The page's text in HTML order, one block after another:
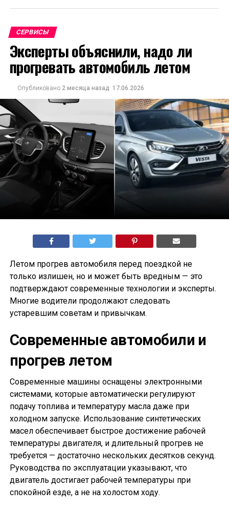
СЕРВИСЫ
Эксперты объяснили, надо ли
прогревать автомобиль летом
Опубликовано 2 месяца назад 17.06.2026
Летом прогрев автомобиля перед поездкой не
только излишен, но и может быть вредным — это
подтверждают современные технологии и эксперты.
Многие водители продолжают следовать
устаревшим советам и привычкам.
Современные автомобили и
прогрев летом
Современные машины оснащены электронными
системами, которые автоматически регулируют
подачу топлива и температуру масла даже при
холодном запуске. Использование синтетических
масел обеспечивает быстрое достижение рабочей
температуры двигателя, и длительный прогрев не
требуется — достаточно нескольких десятков секунд.
Руководства по эксплуатации указывают, что
двигатель достигает рабочей температуры при
спокойной езде, а не на холостом ходу.